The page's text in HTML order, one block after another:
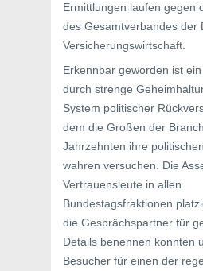
Ermittlungen laufen gegen
des Gesamtverbandes der
Versicherungswirtschaft.
Erkennbar geworden ist
durch strenge
System politischer
dem die Großen der
Jahrzehnten ihre
wahren versuchen. Die
Vertrauensleute in allen
Bundestagsfraktionen
die Gesprächspartner für
Details benennen konnten
Besucher für einen der